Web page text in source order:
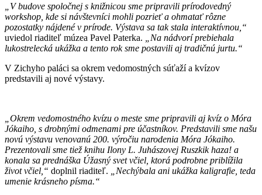
„V budove spoločnej s knižnicou sme pripravili prírodovedný
workshop, kde si návštevníci mohli pozrieť a ohmatať rôzne
pozostatky nájdené v prírode. Výstava sa tak stala interaktívnou,“
uviedol riaditeľ múzea Pavel Paterka.
„Na nádvorí prebiehala
lukostrelecká ukážka a tento rok sme postavili aj tradičnú jurtu.“
V Zichyho paláci sa okrem vedomostných súťaží a kvízov
predstavili aj nové výstavy.
„Okrem vedomostného kvízu o meste sme pripravili aj kvíz o Móra
Jókaiho, s drobnými odmenami pre účastníkov. Predstavili sme našu
novú výstavu venovanú 200. výročiu narodenia Móra Jókaiho.
Prezentovali sme tiež knihu Ilony L. Juhászovej Ruszkik haza! a
konala sa prednáška Úžasný svet včiel, ktorá podrobne priblížila
život včiel,“ doplnil riaditeľ.
„Nechýbala ani ukážka kaligrafie, teda
umenie krásneho písma.“